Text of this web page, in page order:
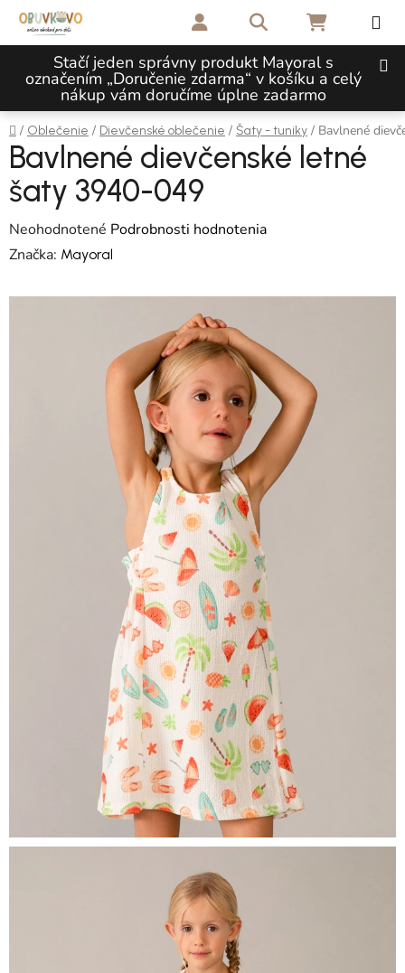
Prejsť na obsah
Stačí jeden správny produkt Mayoral s
označením „Doručenie zdarma“ v košíku a celý
nákup vám doručíme úplne zadarmo
Hľadať NÁKUPNÝ
Domov
/ Oblečenie / Dievčenské oblečenie / Šaty - tuniky / Bavlnené
Bavlnené dievčenské letné
šaty 3940-049
Priemerné hodnotenie produktu je 0,0 z 5 hviezdičiek.
Neohodnotené Podrobnosti hodnotenia
Značka: Mayoral